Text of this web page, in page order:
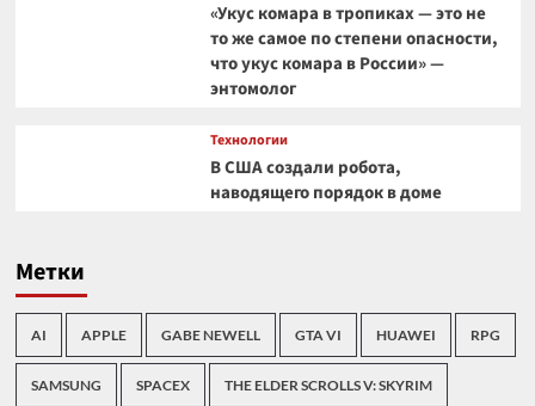
«Укус комара в тропиках — это не
то же самое по степени опасности,
что укус комара в России» —
энтомолог
Технологии
В США создали робота,
наводящего порядок в доме
Метки
AI APPLE GABE NEWELL GTA VI HUAWEI RPG
SAMSUNG SPACEX THE ELDER SCROLLS V: SKYRIM